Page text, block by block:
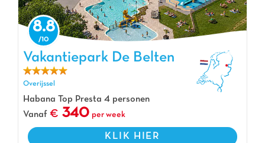
Vakantiepark De Belten, Vakantiepark Overijssel
8.8
Vakantiepark De Belten
Overijssel
Habana Top Presta 4 personen
Vanaf
340 per week
KLIK HIER